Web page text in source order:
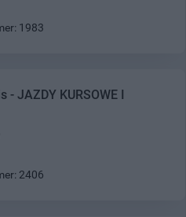
1983
- JAZDY KURSOWE I
2406